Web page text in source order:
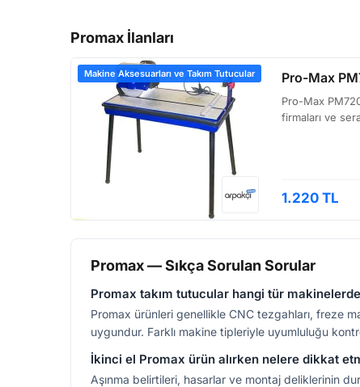
Promax İlanları
Makine Aksesuarları ve Takım Tutucular Pro-Max
Pro-Max
firmaları ve
1.220 TL
Promax — Sıkça Sorulan Sorular
Promax takım tutucular hangi tür
Promax ürünleri genellikle CNC tezgahları, freze
uygundur. Farklı makine tipleriyle uyumluluğu
İkinci el Promax ürün alırken nelere dikkat
Aşınma belirtileri, hasarlar ve montaj deliklerinin